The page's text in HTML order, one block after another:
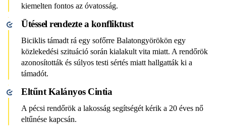
kiemelten fontos az óvatosság.
Ütéssel rendezte a konfliktust
Biciklis támadt rá egy sofőrre Balatongyörökön egy
közlekedési szituáció során kialakult vita miatt. A rendőrök
azonosították és súlyos testi sértés miatt hallgatták ki a
támadót.
Eltűnt Kalányos Cintia
A pécsi rendőrök a lakosság segítségét kérik a 20 éves nő
eltűnése kapcsán.